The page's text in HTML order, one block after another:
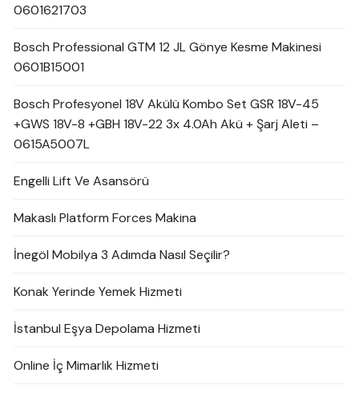
0601621703
Bosch Professional GTM 12 JL Gönye Kesme Makinesi
0601B15001
Bosch Profesyonel 18V Akülü Kombo Set GSR 18V-45
+GWS 18V-8 +GBH 18V-22 3x 4.0Ah Akü + Şarj Aleti –
0615A5007L
Engelli Lift Ve Asansörü
Makaslı Platform Forces Makina
İnegöl Mobilya 3 Adımda Nasıl Seçilir?
Konak Yerinde Yemek Hizmeti
İstanbul Eşya Depolama Hizmeti
Online İç Mimarlık Hizmeti